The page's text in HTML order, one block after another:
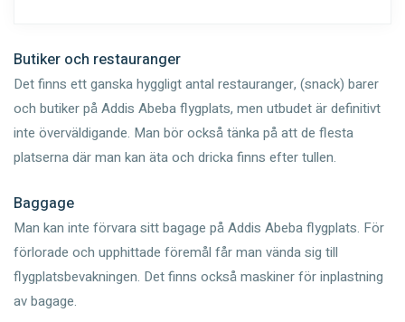
Butiker och restauranger
Det finns ett ganska hyggligt antal restauranger, (snack) barer
och butiker på Addis Abeba flygplats, men utbudet är definitivt
inte överväldigande. Man bör också tänka på att de flesta
platserna där man kan äta och dricka finns efter tullen.
Baggage
Man kan inte förvara sitt bagage på Addis Abeba flygplats. För
förlorade och upphittade föremål får man vända sig till
flygplatsbevakningen. Det finns också maskiner för inplastning
av bagage.